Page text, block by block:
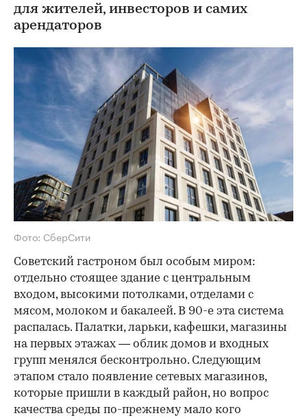
для жителей, инвесторов и самих
арендаторов
Фото: СберСити
Советский гастроном был особым миром:
отдельно стоящее здание с центральным
входом, высокими потолками, отделами с
мясом, молоком и бакалеей. В 90-е эта система
распалась. Палатки, ларьки, кафешки, магазины
на первых этажах — облик домов и входных
групп менялся бесконтрольно. Следующим
этапом стало появление сетевых магазинов,
которые пришли в каждый район, но вопрос
качества среды по-прежнему мало кого